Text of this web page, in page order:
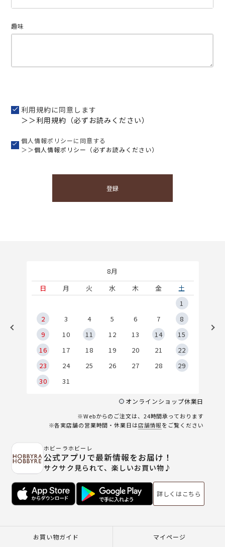
須)
趣味
利用規約に同意します
＞＞利用規約（必ずお読みください）
個人情報ポリシーに同意する
＞＞個人情報ポリシー（必ずお読みください）
登録
8月
日
月 火 水 木 金
土
1
2
3 4 5 6 7
8
9
10 11 12 13 14
15
16
17 18 19 20 21
22
23
24 25 26 27 28
29
30
31
オンラインショップ休業日
※Webからのご注文は、24時間承っております
※各実店舗の営業時間・休業日は店舗情報をご覧ください
ホビーラホビーレ
公式アプリで最新情報をお届け！
サクサク見られて、楽しいお買い物♪
詳しくはこちら
お買い物ガイド マイページ